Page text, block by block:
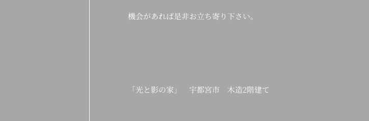
機会があれば是非お立ち寄り下さい。
「光と影の家」 宇都宮市 木造2階建て